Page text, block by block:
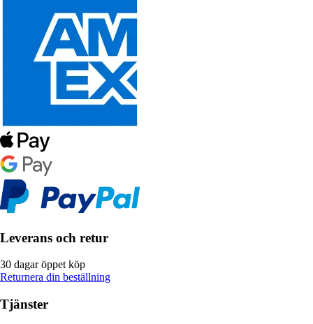
Leverans och retur
30 dagar öppet köp
Returnera din beställning
Tjänster